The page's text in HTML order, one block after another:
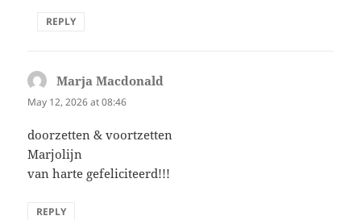
REPLY
Marja Macdonald
May 12, 2026 at 08:46
doorzetten & voortzetten
Marjolijn
van harte gefeliciteerd!!!
REPLY